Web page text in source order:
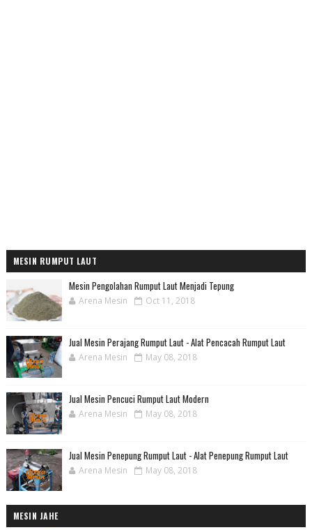
MESIN RUMPUT LAUT
Mesin Pengolahan Rumput Laut Menjadi Tepung
Arena Mesin Oct 11, 2018
Jual Mesin Perajang Rumput Laut - Alat Pencacah Rumput Laut
Arena Mesin May 08, 2018
Jual Mesin Pencuci Rumput Laut Modern
Arena Mesin May 08, 2018
Jual Mesin Penepung Rumput Laut - Alat Penepung Rumput Laut
Arena Mesin May 08, 2018
MESIN JAHE